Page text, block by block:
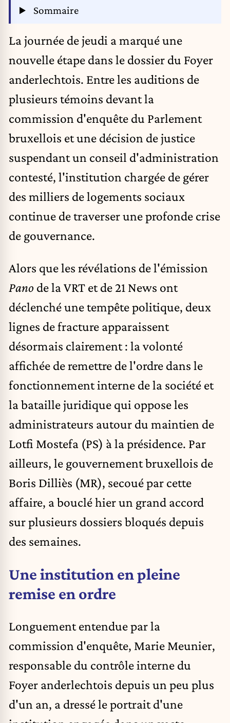
Sommaire
La journée de jeudi a marqué une
nouvelle étape dans le dossier du Foyer
anderlechtois. Entre les auditions de
plusieurs témoins devant la
commission d'enquête du Parlement
bruxellois et une décision de justice
suspendant un conseil d'administration
contesté, l'institution chargée de gérer
des milliers de logements sociaux
continue de traverser une profonde crise
de gouvernance.
Alors que les révélations de l'émission
Pano de la VRT et de 21 News ont
déclenché une tempête politique, deux
lignes de fracture apparaissent
désormais clairement : la volonté
affichée de remettre de l'ordre dans le
fonctionnement interne de la société et
la bataille juridique qui oppose les
administrateurs autour du maintien de
Lotfi Mostefa (PS) à la présidence. Par
ailleurs, le gouvernement bruxellois de
Boris Dilliès (MR), secoué par cette
affaire, a bouclé hier un grand accord
sur plusieurs dossiers bloqués depuis
des semaines.
Une institution en pleine
remise en ordre
Longuement entendue par la
commission d'enquête, Marie Meunier,
responsable du contrôle interne du
Foyer anderlechtois depuis un peu plus
d'un an, a dressé le portrait d'une